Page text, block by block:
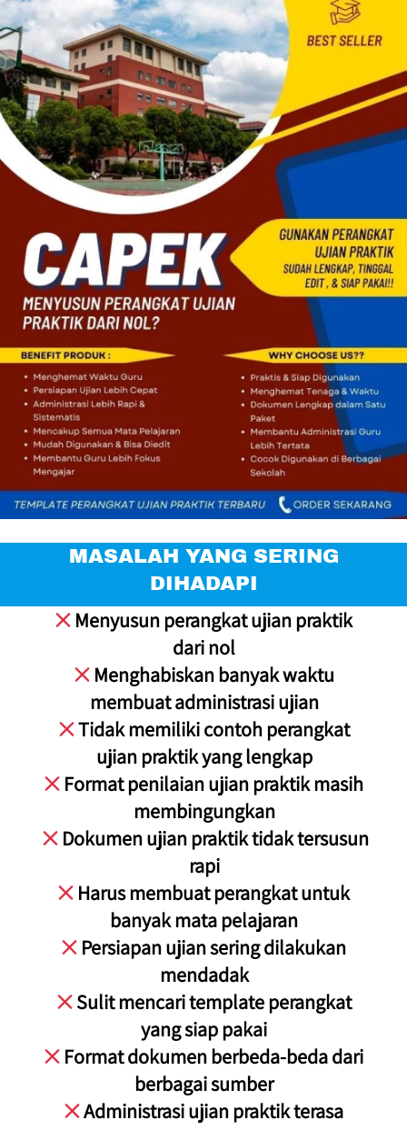
DIHADAPI
Menyusun perangkat ujian praktik
dari nol
Menghabiskan banyak waktu
membuat administrasi ujian
Tidak memiliki contoh perangkat
ujian praktik yang lengkap
Format penilaian ujian praktik masih
membingungkan
Dokumen ujian praktik tidak tersusun
rapi
Harus membuat perangkat untuk
banyak mata pelajaran
Persiapan ujian sering dilakukan
mendadak
Sulit mencari template perangkat
yang siap pakai
Format dokumen berbeda-beda dari
berbagai sumber
Administrasi ujian praktik terasa